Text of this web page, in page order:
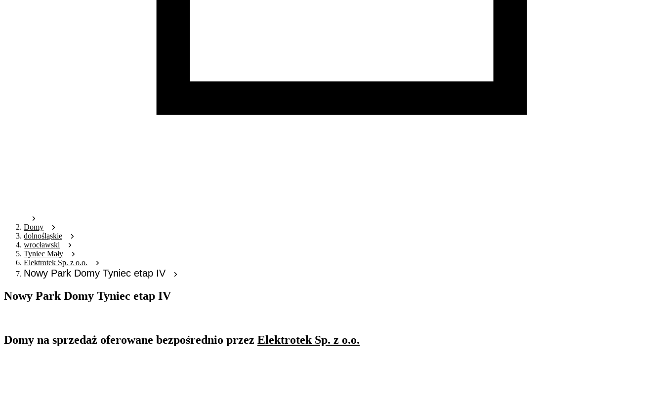
Domy
dolnośląskie
wrocławski
Tyniec Mały
Elektrotek Sp. z o.o.
Nowy Park Domy Tyniec etap IV
Nowy Park Domy Tyniec etap IV
Domy na sprzedaż oferowane bezpośrednio przez Elektrotek Sp. z o.o.